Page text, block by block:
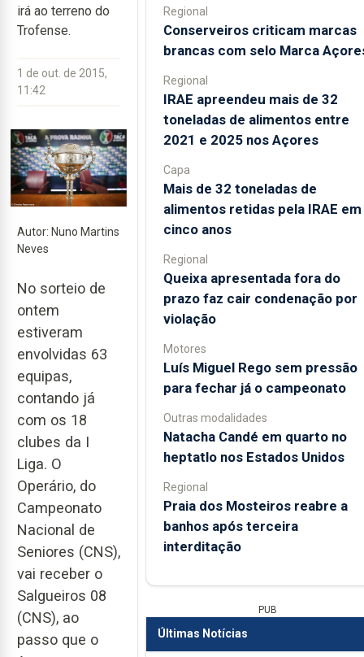
irá ao terreno do
Trofense.
1 de out. de 2015,
11:42
Autor: Nuno Martins
Neves
No sorteio de
ontem
estiveram
envolvidas 63
equipas,
contando já
com os 18
clubes da I
Liga. O
Operário, do
Campeonato
Nacional de
Seniores (CNS),
vai receber o
Salgueiros 08
(CNS), ao
passo que o
Regional
Conserveiros criticam marcas
brancas com selo Marca
Regional
IRAE apreendeu mais de 32
toneladas de alimentos entre
2021 e 2025 nos Açores
Capa
Mais de 32 toneladas de
alimentos retidas pela IRAE em
cinco anos
Regional
Queixa apresentada fora do
prazo faz cair condenação por
violação
Motores
Luís Miguel Rego sem pressão
para fechar já o campeonato
Outras modalidades
Natacha Candé em quarto no
heptatlo nos Estados Unidos
Regional
Praia dos Mosteiros reabre a
banhos após terceira
interditação
PUB
Últimas Notícias